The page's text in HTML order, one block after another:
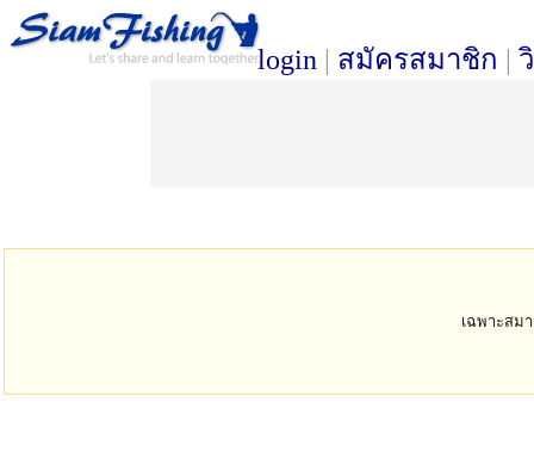
login | สมัครสมาชิก |
เฉพาะสม